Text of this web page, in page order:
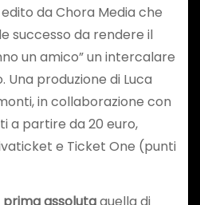
da Chora Media che
successo da rendere il
un amico” un intercalare
Una produzione di Luca
in collaborazione con
a partire da 20 euro,
e Ticket One (punti
prima assolutaquella di